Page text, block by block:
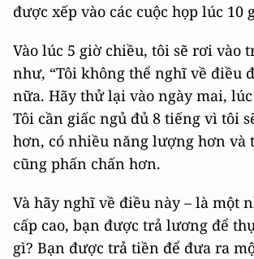
được xếp vào các cuộc họp lúc 10
Vào lúc 5 giờ chiều, tôi sẽ rơi vào
như, “Tôi không thể nghĩ về điều
nữa. Hãy thử lại vào ngày mai, lúc
Tôi cần giấc ngủ đủ 8 tiếng vì tôi
hơn, có nhiều năng lượng hơn và
cũng phấn chấn hơn.
Và hãy nghĩ về điều này – là một
cấp cao, bạn được trả lương để
gì? Bạn được trả tiền để đưa ra